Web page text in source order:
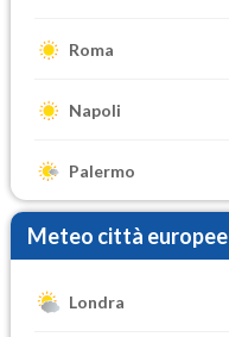
Roma
Napoli
Palermo
Meteo città europee
Londra